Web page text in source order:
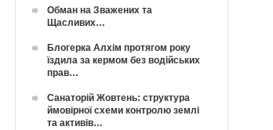
Обман на Зважених та
Щасливих…
Блогерка Алхім протягом року
їздила за кермом без водійських
прав…
Санаторій Жовтень: структура
ймовірної схеми контролю землі
та активів…